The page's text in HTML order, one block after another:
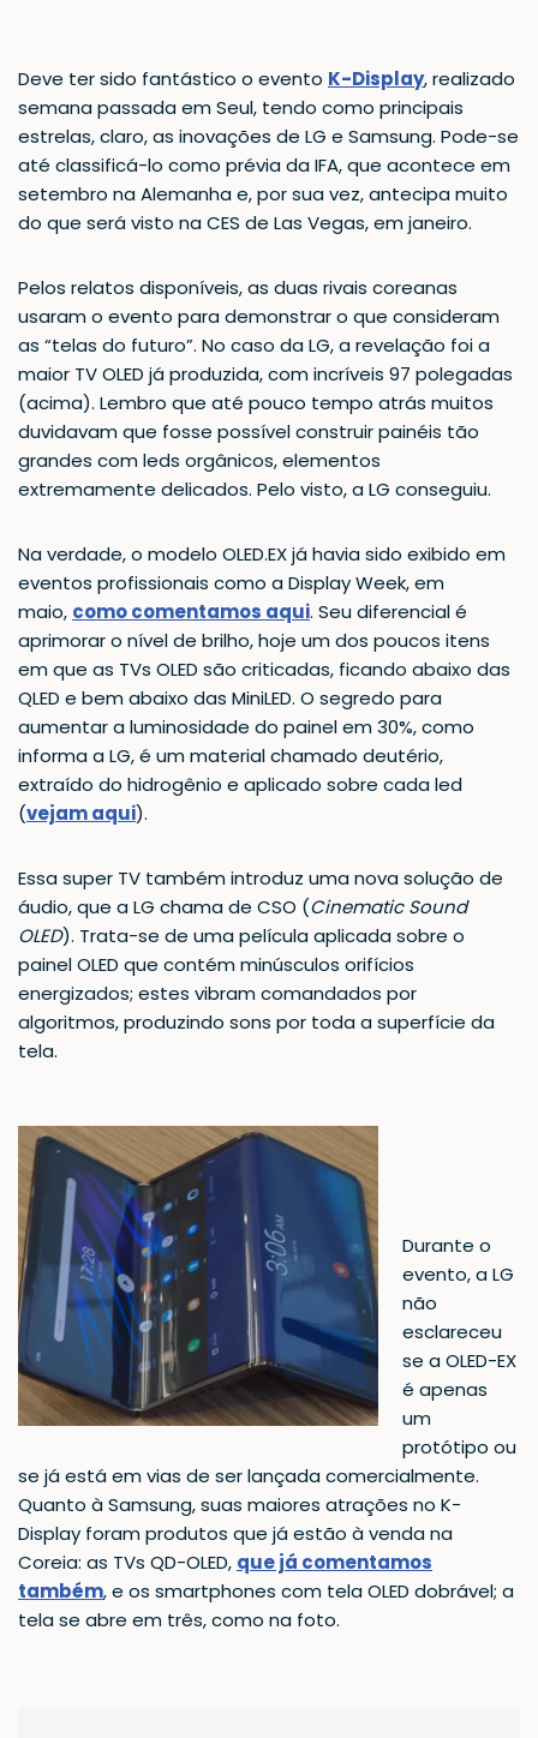
Deve ter sido fantástico o evento K-Display, realizado
semana passada em Seul, tendo como principais
estrelas, claro, as inovações de LG e Samsung. Pode-se
até classificá-lo como prévia da IFA, que acontece em
setembro na Alemanha e, por sua vez, antecipa muito
do que será visto na CES de Las Vegas, em janeiro.
Pelos relatos disponíveis, as duas rivais coreanas
usaram o evento para demonstrar o que consideram
as “telas do futuro”. No caso da LG, a revelação foi a
maior TV OLED já produzida, com incríveis 97 polegadas
(acima). Lembro que até pouco tempo atrás muitos
duvidavam que fosse possível construir painéis tão
grandes com leds orgânicos, elementos
extremamente delicados. Pelo visto, a LG conseguiu.
Na verdade, o modelo OLED.EX já havia sido exibido em
eventos profissionais como a Display Week, em
maio, como comentamos aqui. Seu diferencial é
aprimorar o nível de brilho, hoje um dos poucos itens
em que as TVs OLED são criticadas, ficando abaixo das
QLED e bem abaixo das MiniLED. O segredo para
aumentar a luminosidade do painel em 30%, como
informa a LG, é um material chamado deutério,
extraído do hidrogênio e aplicado sobre cada led
(vejam aqui).
Essa super TV também introduz uma nova solução de
áudio, que a LG chama de CSO (Cinematic Sound
OLED). Trata-se de uma película aplicada sobre o
painel OLED que contém minúsculos orifícios
energizados; estes vibram comandados por
algoritmos, produzindo sons por toda a superfície da
tela.
Durante o
evento, a LG
não
esclareceu
se a OLED-EX
é apenas
um
protótipo ou
se já está em vias de ser lançada comercialmente.
Quanto à Samsung, suas maiores atrações no K-
Display foram produtos que já estão à venda na
Coreia: as TVs QD-OLED, que já comentamos
também, e os smartphones com tela OLED dobrável; a
tela se abre em três, como na foto.